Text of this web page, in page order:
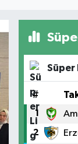
Süper
#
1
2